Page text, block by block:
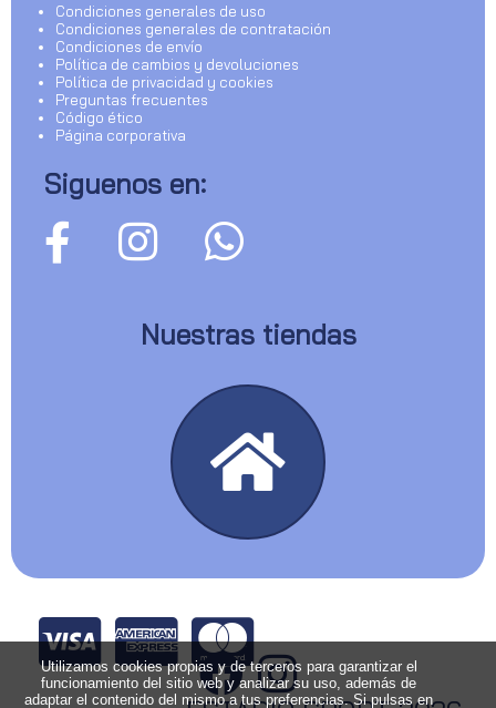
Condiciones generales de uso
Condiciones generales de contratación
Condiciones de envío
Política de cambios y devoluciones
Política de privacidad y cookies
Preguntas frecuentes
Código ético
Página corporativa
Siguenos en:
Nuestras tiendas
Utilizamos cookies propias y de terceros para garantizar el
funcionamiento del sitio web y analizar su uso, además de
adaptar el contenido del mismo a tus preferencias. Si pulsas en